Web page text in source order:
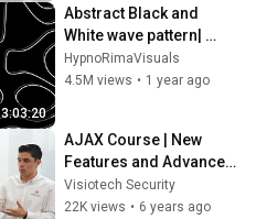
3:03:20
Abstract Black and
White wave pattern|
Height Map Footage| 3
hours Topographic 4k
HypnoRimaVisuals
4.5M views • 1 year ago
AJAX Course | New
Features and Advanced
Configuration 2020
Visiotech Security
22K views • 6 years ago